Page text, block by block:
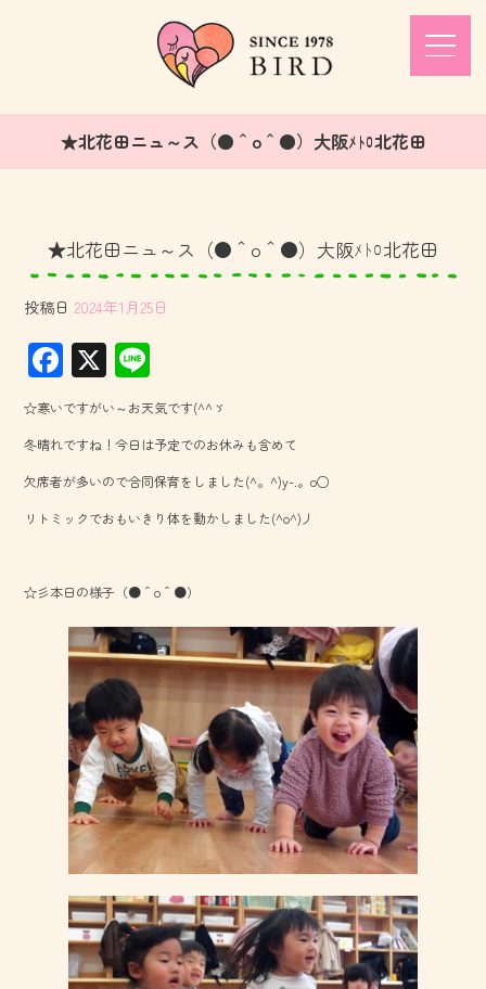
★北花田ニュ～ス（●＾o＾●）大阪ﾒﾄﾛ北花田
★北花田ニュ～ス（●＾o＾●）大阪ﾒﾄﾛ北花田
投稿日 2024年1月25日
F
ac
e
b
o
ok
X
ne
☆寒いですがい～お天気です(^^ゞ
冬晴れですね！今日は予定でのお休みも含めて
欠席者が多いので合同保育をしました(^。^)y-.。o○
リトミックでおもいきり体を動かしました(^o^)丿
☆彡本日の様子（●＾o＾●）